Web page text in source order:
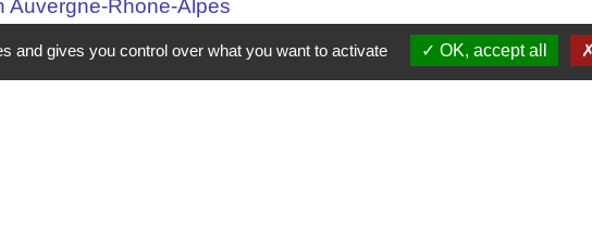
Auvergne-Rhone-Alpes
Accessibilité - Plan du site
and gives you control over what you want to activate OK, accept all